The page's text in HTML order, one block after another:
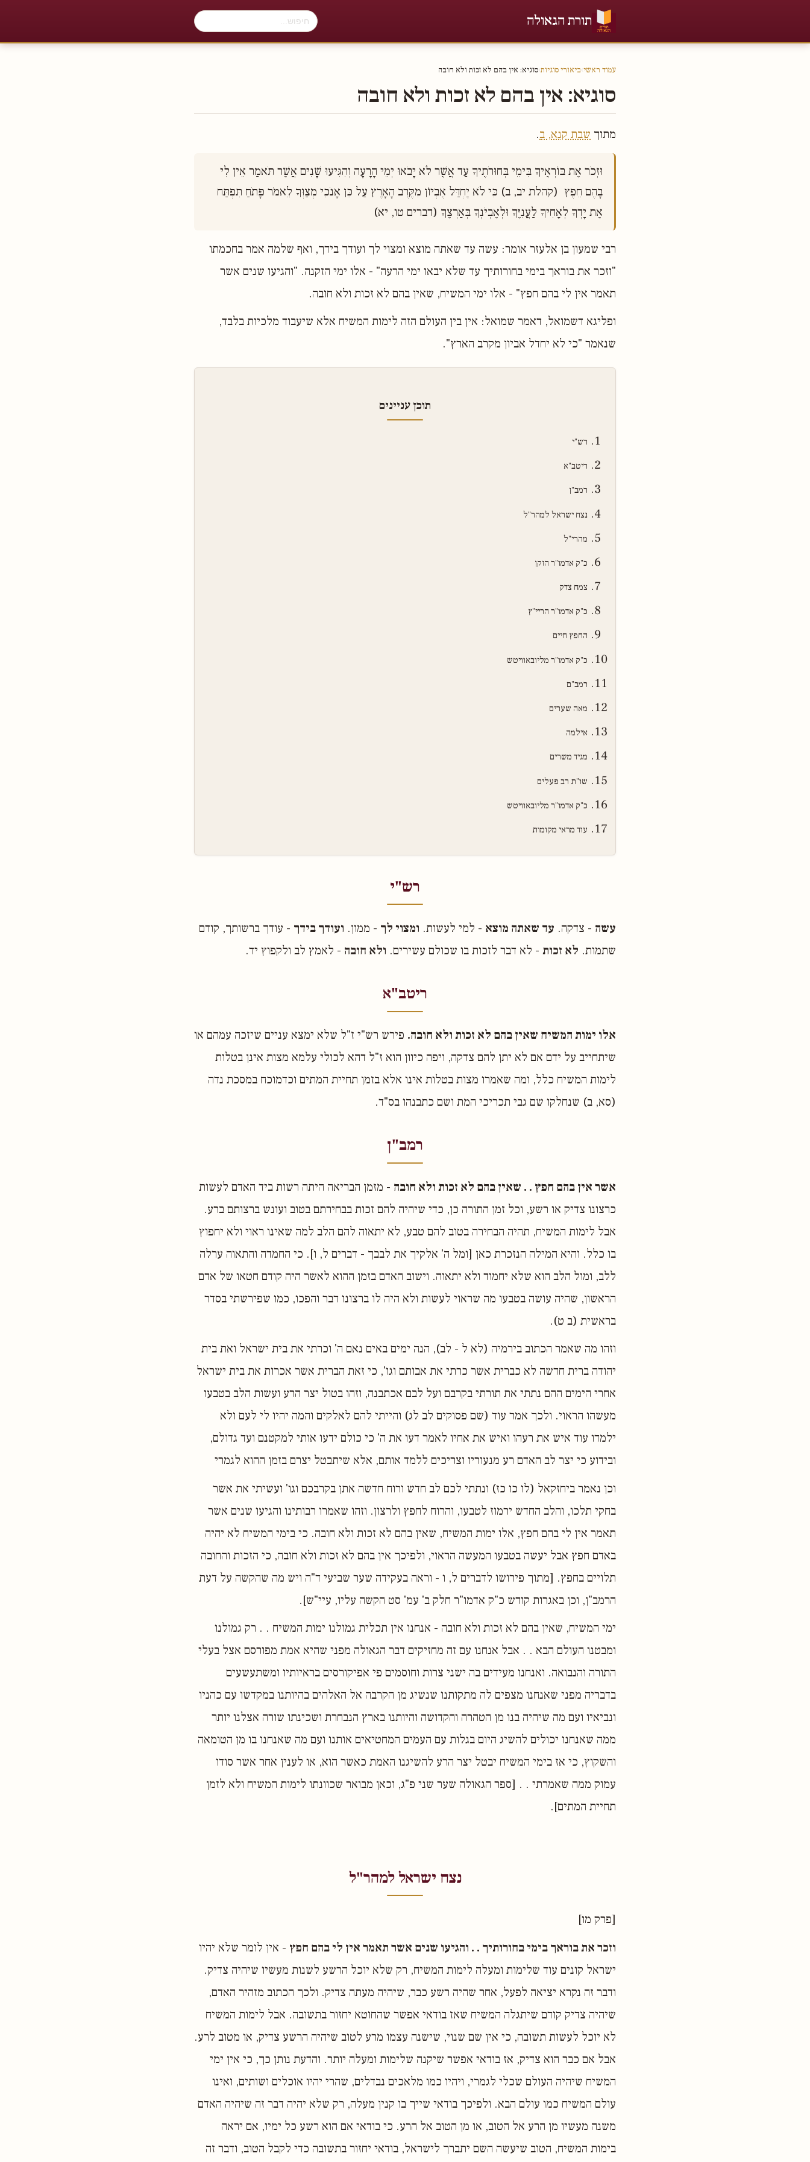
תורת הגאולה
עמוד ראשי›ביאורי סוגיות›סוגיא: אין בהם לא זכות ולא חובה
סוגיא: אין בהם לא זכות ולא חובה
מתוך שבת קנא, ב.
אֶת יָדְךָ לְאָחִיךָ לַעֲנִיֶּךָ וּלְאֶבְיֹנְךָ בְּאַרְצֶךָ (דברים טו, יא)
רבי שמעון בן אלעזר אומר: עשה עד שאתה מוצא ומצוי לך ועודך בידך, ואף שלמה אמר בחכמתו
"וזכר את בוראך בימי בחורותיך עד שלא יבאו ימי הרעה" - אלו ימי הזקנה. "והגיעו שנים אשר
תאמר אין לי בהם חפץ" - אלו ימי המשיח, שאין בהם לא זכות ולא חובה.
ופליגא דשמואל, דאמר שמואל: אין בין העולם הזה לימות המשיח אלא שיעבוד מלכיות בלבד,
שנאמר "כי לא יחדל אביון מקרב הארץ".
תוכן עניינים
רש"י
ריטב"א
רמב"ן
נצח ישראל למהר"ל
מהרי"ל
כ"ק אדמו"ר הזקן
צמח צדק
כ"ק אדמו"ר הריי"ץ
החפץ חיים
כ"ק אדמו"ר מליובאוויטש
רמב"ם
מאה שערים
אילמה
מגיד משרים
שו"ת רב פעלים
כ"ק אדמו"ר מליובאוויטש
עוד מראי מקומות
רש"י
עשה - צדקה. עד שאתה מוצא - למי לעשות. ומצוי לך - ממון. ועודך בידך - עודך ברשותך, קודם
שתמות. לא זכות - לא דבר לזכות בו שכולם עשירים. ולא חובה - לאמץ לב ולקפוץ יד.
ריטב"א
אלו ימות המשיח שאין בהם לא זכות ולא חובה. פירש רש"י ז"ל שלא ימצא עניים שיזכה עמהם או
שיתחייב על ידם אם לא יתן להם צדקה, ויפה כיוון הוא ז"ל דהא לכולי עלמא מצות אינן בטלות
לימות המשיח כלל, ומה שאמרו מצות בטלות אינו אלא בזמן תחיית המתים וכדמוכח במסכת נדה
(סא, ב) שנחלקו שם גבי תכריכי המת ושם כתבנהו בס"ד.
רמב"ן
אשר אין בהם חפץ . . שאין בהם לא זכות ולא חובה - מזמן הבריאה היתה רשות ביד האדם לעשות
כרצונו צדיק או רשע, וכל זמן התורה כן, כדי שיהיה להם זכות בבחירתם בטוב ועונש ברצותם ברע.
אבל לימות המשיח, תהיה הבחירה בטוב להם טבע, לא יתאוה להם הלב למה שאינו ראוי ולא יחפוץ
בו כלל. והיא המילה הנזכרת כאן [ומל ה' אלקיך את לבבך - דברים ל, ו]. כי החמדה והתאוה ערלה
ללב, ומול הלב הוא שלא יחמוד ולא יתאוה. וישוב האדם בזמן ההוא לאשר היה קודם חטאו של אדם
הראשון, שהיה עושה בטבעו מה שראוי לעשות ולא היה לו ברצונו דבר והפכו, כמו שפירשתי בסדר
בראשית (ב ט).
וזהו מה שאמר הכתוב בירמיה (לא ל - לב), הנה ימים באים נאם ה' וכרתי את בית ישראל ואת בית
יהודה ברית חדשה לא כברית אשר כרתי את אבותם וגו', כי זאת הברית אשר אכרות את בית ישראל
אחרי הימים ההם נתתי את תורתי בקרבם ועל לבם אכתבנה, וזהו בטול יצר הרע ועשות הלב בטבעו
מעשהו הראוי. ולכך אמר עוד (שם פסוקים לב לג) והייתי להם לאלקים והמה יהיו לי לעם ולא
ילמדו עוד איש את רעהו ואיש את אחיו לאמר דעו את ה' כי כולם ידעו אותי למקטנם ועד גדולם,
ובידוע כי יצר לב האדם רע מנעוריו וצריכים ללמד אותם, אלא שיתבטל יצרם בזמן ההוא לגמרי
וכן נאמר ביחזקאל (לו כו כז) ונתתי לכם לב חדש ורוח חדשה אתן בקרבכם וגו' ועשיתי את אשר
בחקי תלכו, והלב החדש ירמוז לטבעו, והרוח לחפץ ולרצון. וזהו שאמרו רבותינו והגיעו שנים אשר
תאמר אין לי בהם חפץ, אלו ימות המשיח, שאין בהם לא זכות ולא חובה. כי בימי המשיח לא יהיה
באדם חפץ אבל יעשה בטבעו המעשה הראוי, ולפיכך אין בהם לא זכות ולא חובה, כי הזכות והחובה
תלויים בחפץ. [מתוך פירושו לדברים ל, ו - וראה בעקידה שער שביעי ד"ה ויש מה שהקשה על דעת
הרמב"ן, וכן באגרות קודש כ"ק אדמו"ר חלק ב' עמ' סט הקשה עליו, עיי"ש].
ימי המשיח, שאין בהם לא זכות ולא חובה - אנחנו אין תכלית גמולנו ימות המשיח . . רק גמולנו
ומבטנו העולם הבא . . אבל אנחנו עם זה מחזיקים דבר הגאולה מפני שהיא אמת מפורסם אצל בעלי
התורה והנבואה. ואנחנו מעידים בה ישני צרות וחוסמים פי אפיקורסים בראיותיו ומשתעשעים
בדבריה מפני שאנחנו מצפים לה מתקותנו שנשיג מן הקרבה אל האלהים בהיותנו במקדשו עם כהניו
ונביאיו ועם מה שיהיה בנו מן הטהרה והקדושה והיותנו בארץ הנבחרת ושכינתו שורה אצלנו יותר
ממה שאנחנו יכולים להשיג היום בגלות עם העמים המחטיאים אותנו ועם מה שאנחנו בו מן הטומאה
והשקוץ, כי אז בימי המשיח יבטל יצר הרע להשיגנו האמת כאשר הוא, או לענין אחר אשר סודו
עמוק ממה שאמרתי . . [ספר הגאולה שער שני פ"ג, וכאן מבואר שכוונתו לימות המשיח ולא לזמן
תחיית המתים].
נצח ישראל למהר"ל
[פרק מו]
וזכר את בוראך בימי בחורותיך . . והגיעו שנים אשר תאמר אין לי בהם חפץ - אין לומר שלא יהיו
ישראל קונים עוד שלימות ומעלה לימות המשיח, רק שלא יוכל הרשע לשנות מעשיו שיהיה צדיק.
ודבר זה נקרא יציאה לפעל, אחר שהיה רשע כבר, שיהיה מעתה צדיק. ולכך הכתוב מזהיר האדם,
שיהיה צדיק קודם שיתגלה המשיח שאז בודאי אפשר שהחוטא יחזור בתשובה. אבל לימות המשיח
לא יוכל לעשות תשובה, כי אין שם שנוי, שישנה עצמו מרע לטוב שיהיה הרשע צדיק, או מטוב לרע.
אבל אם כבר הוא צדיק, אז בודאי אפשר שיקנה שלימות ומעלה יותר. והדעת נותן כך, כי אין ימי
המשיח שיהיה העולם שכלי לגמרי, ויהיו כמו מלאכים נבדלים, שהרי יהיו אוכלים ושותים, ואינו
עולם המשיח כמו עולם הבא. ולפיכך בודאי שייך בו קנין מעלה, רק שלא יהיה דבר זה שיהיה האדם
משנה מעשיו מן הרע אל הטוב, או מן הטוב אל הרע. כי בודאי אם הוא רשע כל ימיו, אם יראה
בימות המשיח, הטוב שיעשה השם יתברך לישראל, בודאי יחזור בתשובה כדי לקבל הטוב, ודבר זה